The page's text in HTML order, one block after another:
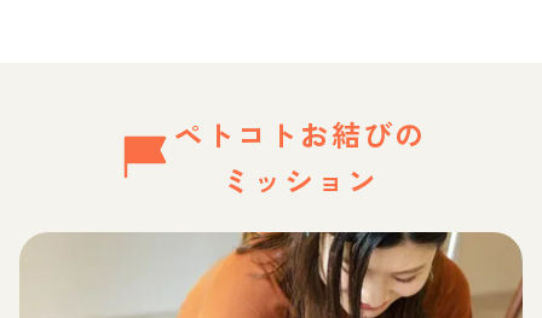
ペトコトお結びの
ミッション